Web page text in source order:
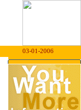
03-01-2006